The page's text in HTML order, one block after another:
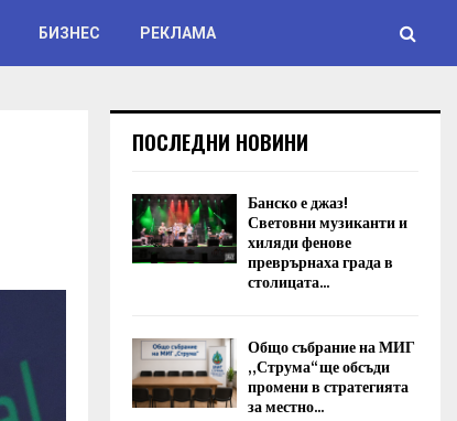
БИЗНЕС РЕКЛАМА
ПОСЛЕДНИ НОВИНИ
Банско е джаз!
Световни музиканти и
хиляди фенове
преврърнаха града в
столицата...
Общо събрание на МИГ
„Струма“ ще обсъди
промени в стратегията
за местно...